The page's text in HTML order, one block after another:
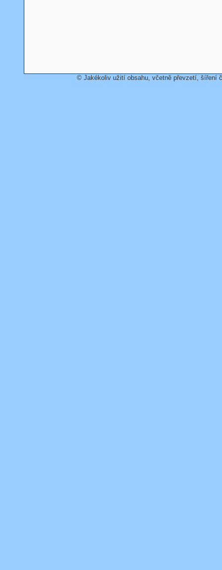
© Jakékoliv užití obsahu, včetně převzetí, šíření